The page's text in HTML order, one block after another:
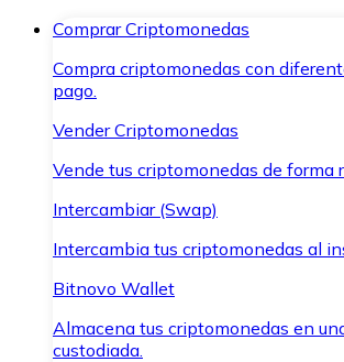
Comprar Criptomonedas
Compra criptomonedas con
pago.
Vender Criptomonedas
Vende tus criptomonedas de forma
Intercambiar (Swap)
Intercambia tus criptomonedas al
Bitnovo Wallet
Almacena tus criptomonedas en
custodiada.